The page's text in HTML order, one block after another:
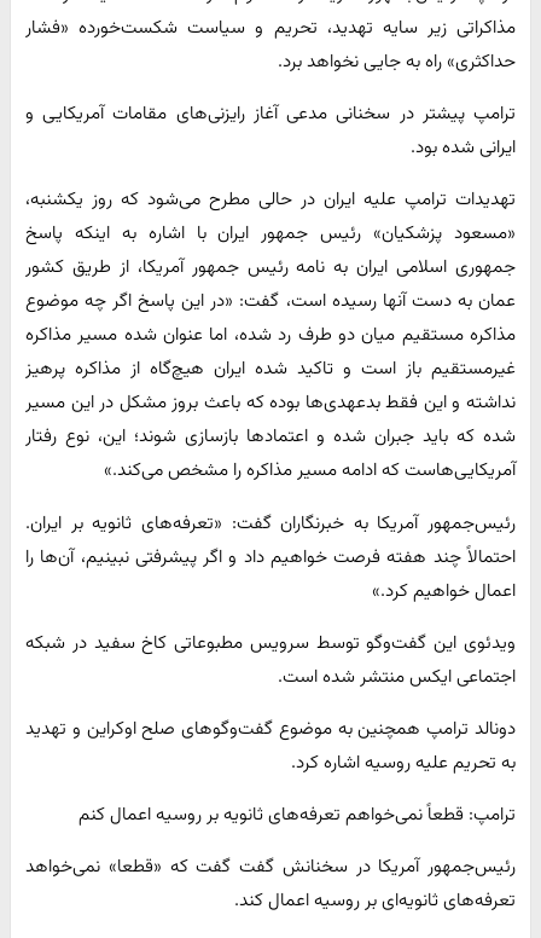
مذاکراتی زیر سایه تهدید، تحریم و سیاست شکست‌خورده «فشار
حداکثری» راه به جایی نخواهد برد.
ترامپ پیشتر در سخنانی مدعی آغاز رایزنی‌های مقامات آمریکایی و
ایرانی شده بود.
تهدیدات ترامپ علیه ایران در حالی مطرح می‌شود که روز یکشنبه،
«مسعود پزشکیان» رئیس جمهور ایران با اشاره به اینکه پاسخ
جمهوری اسلامی ایران به نامه رئیس جمهور آمریکا، از طریق کشور
عمان به دست آنها رسیده است، گفت: «در این پاسخ اگر چه موضوع
مذاکره مستقیم میان دو طرف رد شده، اما عنوان شده مسیر مذاکره
غیرمستقیم باز است و تاکید شده ایران هیچ‌گاه از مذاکره پرهیز
نداشته و این فقط بدعهدی‌ها بوده که باعث بروز مشکل در این مسیر
شده که باید جبران شده و اعتمادها بازسازی شوند؛ این، نوع رفتار
آمریکایی‌هاست که ادامه مسیر مذاکره را مشخص می‌کند.»
رئیس‌جمهور آمریکا به خبرنگاران گفت: «تعرفه‌های ثانویه بر ایران.
احتمالاً چند هفته فرصت خواهیم داد و اگر پیشرفتی نبینیم، آن‌ها را
اعمال خواهیم کرد.»
ویدئوی این گفت‌وگو توسط سرویس مطبوعاتی کاخ سفید در شبکه
اجتماعی ایکس منتشر شده است.
دونالد ترامپ همچنین به موضوع گفت‌وگوهای صلح اوکراین و تهدید
به تحریم علیه روسیه اشاره کرد.
ترامپ: قطعاً نمی‌خواهم تعرفه‌های ثانویه بر روسیه اعمال کنم
رئیس‌جمهور آمریکا در سخنانش گفت گفت که «قطعا» نمی‌خواهد
تعرفه‌های ثانویه‌ای بر روسیه اعمال کند.